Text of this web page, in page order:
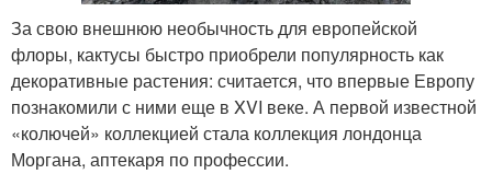
За свою внешнюю необычность для европейской
флоры, кактусы быстро приобрели популярность как
декоративные растения: считается, что впервые Европу
познакомили с ними еще в XVI веке. А первой известной
«колючей» коллекцией стала коллекция лондонца
Моргана, аптекаря по профессии.